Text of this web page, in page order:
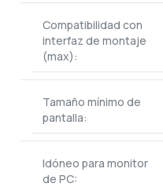
Compatibilidad con
interfaz de montaje
(max):
Tamaño mínimo de
pantalla:
Idóneo para monitor
de PC: